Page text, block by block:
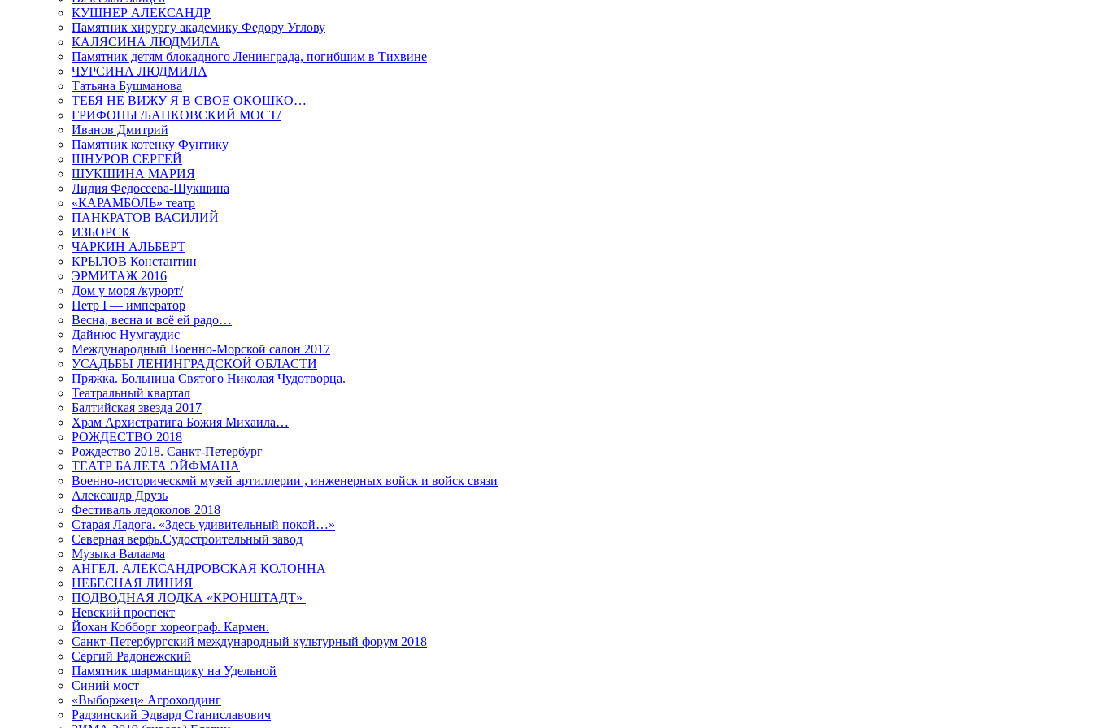
КУШНЕР АЛЕКСАНДР
Памятник хирургу академику Федору Углову
КАЛЯСИНА ЛЮДМИЛА
Памятник детям блокадного Ленинграда, погибшим в Тихвине
ЧУРСИНА ЛЮДМИЛА
Татьяна Бушманова
ТЕБЯ НЕ ВИЖУ Я В СВОЕ ОКОШКО…
ГРИФОНЫ /БАНКОВСКИЙ МОСТ/
Иванов Дмитрий
Памятник котенку Фунтику
ШНУРОВ СЕРГЕЙ
ШУКШИНА МАРИЯ
Лидия Федосеева-Шукшина
«КАРАМБОЛЬ» театр
ПАНКРАТОВ ВАСИЛИЙ
ИЗБОРСК
ЧАРКИН АЛЬБЕРТ
КРЫЛОВ Константин
ЭРМИТАЖ 2016
Дом у моря /курорт/
Петр I — император
Весна, весна и всё ей радо…
Дайнюс Нумгаудис
Международный Военно-Морской салон 2017
УСАДЬБЫ ЛЕНИНГРАДСКОЙ ОБЛАСТИ
Пряжка. Больница Святого Николая Чудотворца.
Театральный квартал
Балтийская звезда 2017
Храм Архистратига Божия Михаила…
РОЖДЕСТВО 2018
Рождество 2018. Санкт-Петербург
ТЕАТР БАЛЕТА ЭЙФМАНА
Военно-историческмй музей артиллерии , инженерных войск и войск связи
Александр Друзь
Фестиваль ледоколов 2018
Старая Ладога. «Здесь удивительный покой…»
Северная верфь.Судостроительный завод
Музыка Валаама
АНГЕЛ. АЛЕКСАНДРОВСКАЯ КОЛОННА
НЕБЕСНАЯ ЛИНИЯ
ПОДВОДНАЯ ЛОДКА «КРОНШТАДТ»
Невский проспект
Йохан Кобборг хореограф. Кармен.
Санкт-Петербургский международный культурный форум 2018
Сергий Радонежский
Памятник шарманщику на Удельной
Синий мост
«Выборжец» Агрохолдинг
Радзинский Эдвард Станиславович